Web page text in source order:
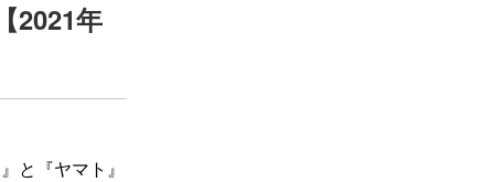
2021年
と『ヤマト』